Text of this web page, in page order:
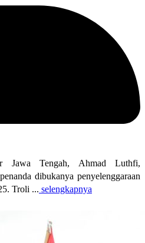
Jawa Tengah, Ahmad Luthfi,
dibukanya penyelenggaraan
Troli ... selengkapnya